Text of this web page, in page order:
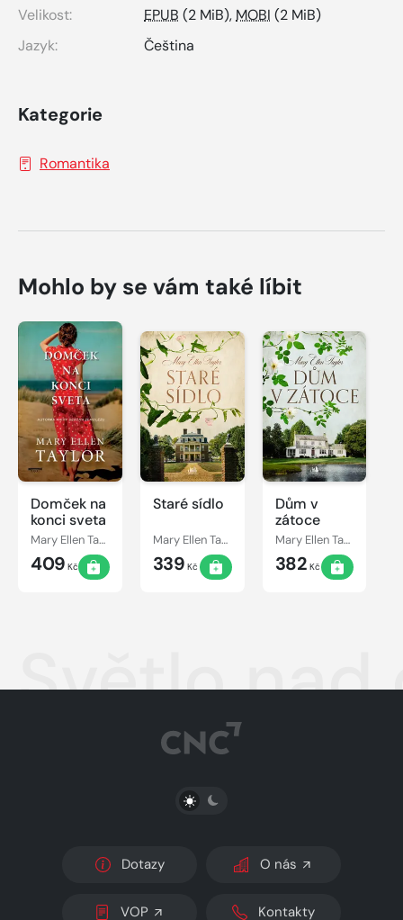
Velikost:
EPUB (2 MiB), MOBI (2 MiB)
Jazyk:
Čeština
Kategorie
Romantika
Mohlo by se vám také líbit
Domček na
konci sveta
Mary Ellen Taylor
409 Kč
Staré sídlo
Mary Ellen Taylor
339 Kč
Dům v
zátoce
Mary Ellen Taylor
382 Kč
Světlo nad
PŘEPNOUT SVĚTLÝ/TMAVÝ REŽIM
Dotazy O nás
VOP Kontakty